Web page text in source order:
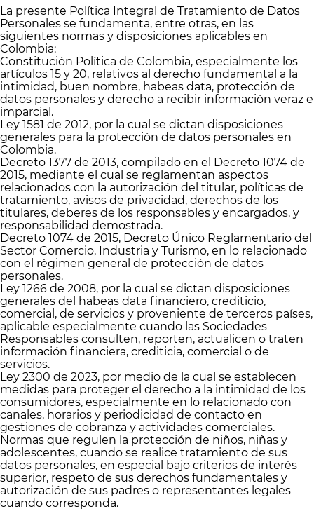
La presente Política Integral de Tratamiento de Datos
Personales se fundamenta, entre otras, en las
siguientes normas y disposiciones aplicables en
Colombia:
Constitución Política de Colombia, especialmente los
artículos 15 y 20, relativos al derecho fundamental a la
intimidad, buen nombre, habeas data, protección de
datos personales y derecho a recibir información veraz e
imparcial.
Ley 1581 de 2012, por la cual se dictan disposiciones
generales para la protección de datos personales en
Colombia.
Decreto 1377 de 2013, compilado en el Decreto 1074 de
2015, mediante el cual se reglamentan aspectos
relacionados con la autorización del titular, políticas de
tratamiento, avisos de privacidad, derechos de los
titulares, deberes de los responsables y encargados, y
responsabilidad demostrada.
Decreto 1074 de 2015, Decreto Único Reglamentario del
Sector Comercio, Industria y Turismo, en lo relacionado
con el régimen general de protección de datos
personales.
Ley 1266 de 2008, por la cual se dictan disposiciones
generales del habeas data financiero, crediticio,
comercial, de servicios y proveniente de terceros países,
aplicable especialmente cuando las Sociedades
Responsables consulten, reporten, actualicen o traten
información financiera, crediticia, comercial o de
servicios.
Ley 2300 de 2023, por medio de la cual se establecen
medidas para proteger el derecho a la intimidad de los
consumidores, especialmente en lo relacionado con
canales, horarios y periodicidad de contacto en
gestiones de cobranza y actividades comerciales.
Normas que regulen la protección de niños, niñas y
adolescentes, cuando se realice tratamiento de sus
datos personales, en especial bajo criterios de interés
superior, respeto de sus derechos fundamentales y
autorización de sus padres o representantes legales
cuando corresponda.